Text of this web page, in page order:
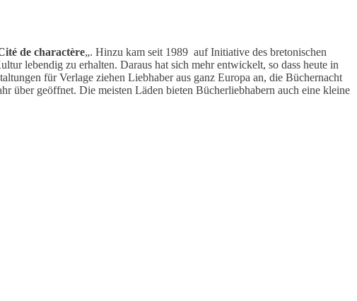
de charactère„. Hinzu kam seit 1989 auf Initiative des bretonischen
lebendig zu erhalten. Daraus hat sich mehr entwickelt, so dass heute in
für Verlage ziehen Liebhaber aus ganz Europa an, die Büchernacht
über geöffnet. Die meisten Läden bieten Bücherliebhabern auch eine kleine